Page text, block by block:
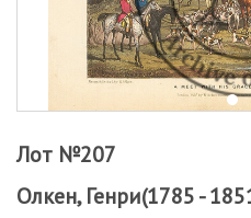
Лот №207
Олкен, Генри(1785 -